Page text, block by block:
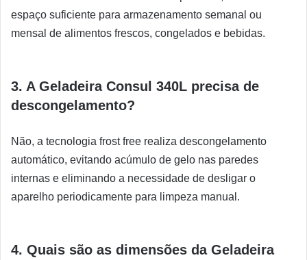
espaço suficiente para armazenamento semanal ou
mensal de alimentos frescos, congelados e bebidas.
3. A Geladeira Consul 340L precisa de
descongelamento?
Não, a tecnologia frost free realiza descongelamento
automático, evitando acúmulo de gelo nas paredes
internas e eliminando a necessidade de desligar o
aparelho periodicamente para limpeza manual.
4. Quais são as dimensões da Geladeira